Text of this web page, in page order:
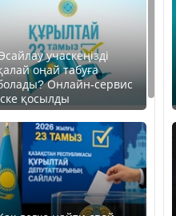
учаскеңізді
оңай табуға
Онлайн-сервис
қосылды